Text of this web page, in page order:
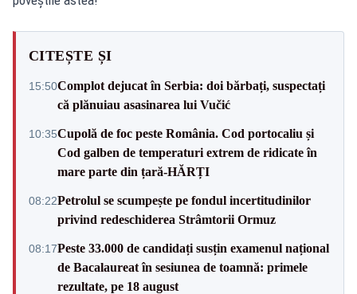
CITEȘTE ȘI
15:50Complot dejucat în Serbia: doi bărbați, suspectați
că plănuiau asasinarea lui Vučić
10:35Cupolă de foc peste România. Cod portocaliu și
Cod galben de temperaturi extrem de ridicate în
mare parte din țară-HĂRȚI
08:22Petrolul se scumpește pe fondul incertitudinilor
privind redeschiderea Strâmtorii Ormuz
08:17Peste 33.000 de candidați susțin examenul național
de Bacalaureat în sesiunea de toamnă: primele
rezultate, pe 18 august